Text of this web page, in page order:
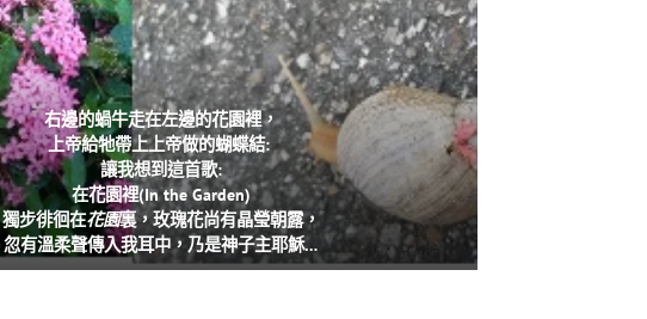
右邊的蝸牛走在左邊的花園裡，
上帝給牠帶上上帝做的蝴蝶結:
讓我想到這首歌:
在花園裡(In the Garden)
獨步徘徊在花園裏，玫瑰花尚有晶瑩朝露，
忽有溫柔聲傳入我耳中，乃是神子主耶穌…